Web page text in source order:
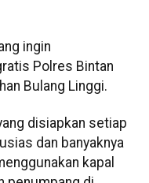
ingin
Polres Bintan
Bulang Linggi.
disiapkan setiap
dan banyaknya
kapal